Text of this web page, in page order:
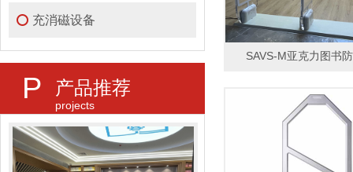
充消磁设备
P 产品推荐
projects
SAVS-M亚克力图书